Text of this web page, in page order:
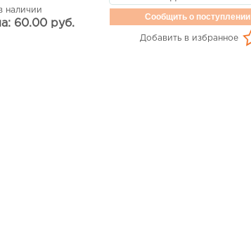
наличии
60.00 руб.
Сообщить о поступлении
Добавить в избранное